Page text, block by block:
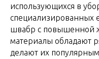
использующихся в
специализированных
швабр с повышенной
материалы обладают
делают их